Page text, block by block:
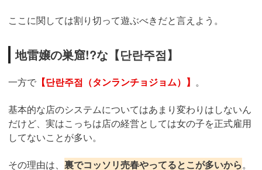
ここに関しては割り切って遊ぶべきだと言えよう。
地雷嬢の巣窟!?な【단란주점】
一方で 【단란주점（タンランチョジョム）】 。
基本的な店のシステムについてはあまり変わりはしないん
だけど、実はこっちは店の経営としては女の子を正式雇用
してないことが多い。
その理由は、 裏でコッソリ売春やってるとこが多いから。